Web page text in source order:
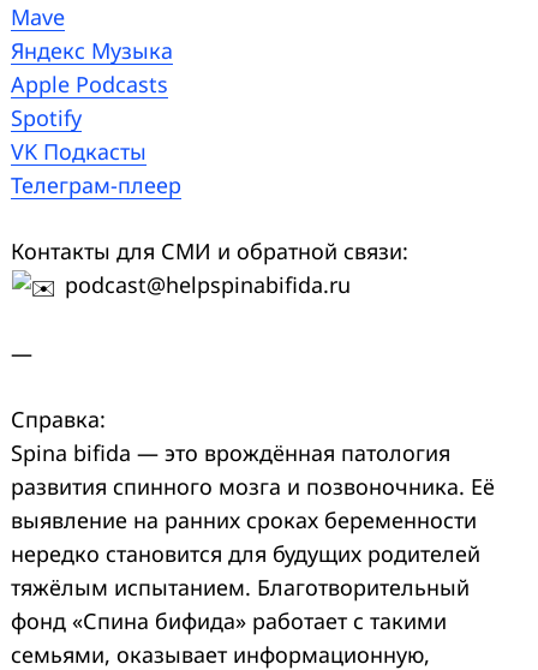
Mave
Яндекс Музыка
Apple Podcasts
Spotify
VK Подкасты
Телеграм-плеер
Контакты для СМИ и обратной связи:
podcast@helpspinabifida.ru
—
Справка:
Spina bifida — это врождённая патология
развития спинного мозга и позвоночника. Её
выявление на ранних сроках беременности
нередко становится для будущих родителей
тяжёлым испытанием. Благотворительный
фонд «Спина бифида» работает с такими
семьями, оказывает информационную,